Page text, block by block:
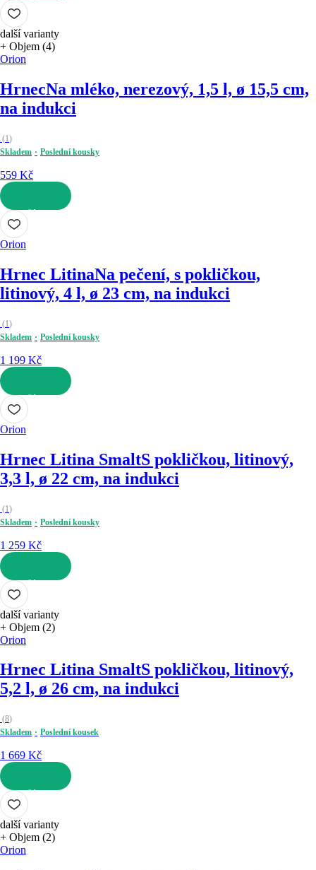
DO KOŠÍKU
další varianty
+ Objem (4)
Orion
HrnecNa mléko, nerezový, 1,5 l, ø 15,5 cm,
na indukci
(1)
Skladem
Poslední kousky
559 Kč
DO KOŠÍKU
Orion
Hrnec LitinaNa pečení, s pokličkou,
litinový, 4 l, ø 23 cm, na indukci
(1)
Skladem
Poslední kousky
1 199 Kč
DO KOŠÍKU
Orion
Hrnec Litina SmaltS pokličkou, litinový,
3,3 l, ø 22 cm, na indukci
(1)
Skladem
Poslední kousky
1 259 Kč
DO KOŠÍKU
další varianty
+ Objem (2)
Orion
Hrnec Litina SmaltS pokličkou, litinový,
5,2 l, ø 26 cm, na indukci
(8)
Skladem
Poslední kousek
1 669 Kč
DO KOŠÍKU
další varianty
+ Objem (2)
Orion